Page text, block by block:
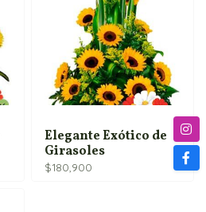
Elegante Exótico de
Girasoles
$180,900